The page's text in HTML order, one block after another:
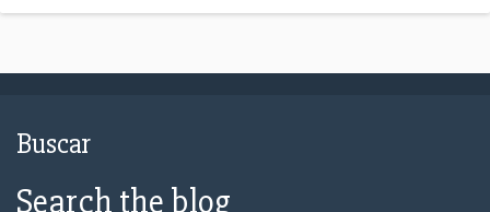
Buscar
Search the blog